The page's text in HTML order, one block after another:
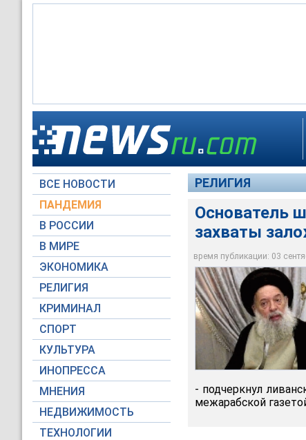
ВСЕ НОВОСТИ
ПАНДЕМИЯ
В РОССИИ
В МИРЕ
ЭКОНОМИКА
РЕЛИГИЯ
КРИМИНАЛ
СПОРТ
КУЛЬТУРА
ИНОПРЕССА
МНЕНИЯ
НЕДВИЖИМОСТЬ
ТЕХНОЛОГИИ
РЕЛИГИЯ
Основатель
захваты
время публикации: 03
Захваты
проявлением
движения
Архив NEWSru.com
- подчеркнул
межарабской